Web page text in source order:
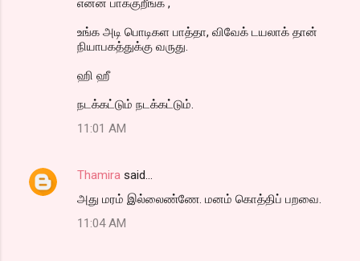
உங்க அடி பொடிகள பாத்தா, விவேக் டயலாக் தான்
நியாபகத்துக்கு வருது.
ஹி ஹீ
நடக்கட்டும் நடக்கட்டும்.
11:01 AM
Thamira said…
அது மரம் இல்லைண்ணே. மனம் கொத்திப் பறவை.
11:04 AM